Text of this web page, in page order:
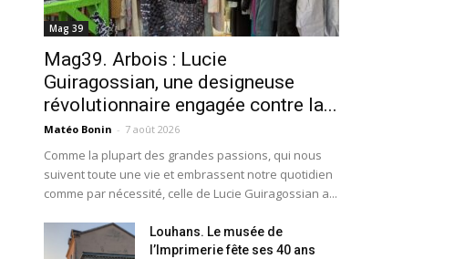
Mag 39
Mag39. Arbois : Lucie
Guiragossian, une designeuse
révolutionnaire engagée contre la...
Matéo Bonin - 7 août 2026
Comme la plupart des grandes passions, qui nous
suivent toute une vie et embrassent notre quotidien
comme par nécessité, celle de Lucie Guiragossian a...
Louhans. Le musée de
l’Imprimerie fête ses 40 ans